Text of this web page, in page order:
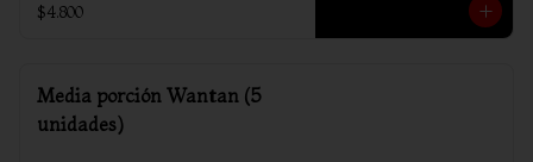
$4.800
Media porción Wantan (5
unidades)